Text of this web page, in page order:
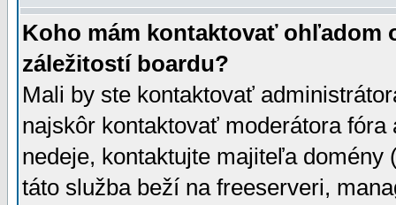
Koho mám kontaktovať ohľadom
záležitostí boardu?
Mali by ste kontaktovať
najskôr kontaktovať moderátora
nedeje, kontaktujte majiteľa
táto služba beží na freeserveri,